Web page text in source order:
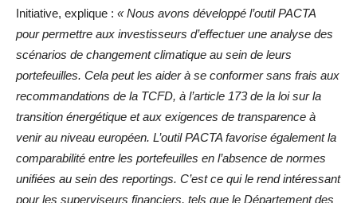
Initiative, explique : « Nous avons développé l’outil PACTA
pour permettre aux investisseurs d’effectuer une analyse des
scénarios de changement climatique au sein de leurs
portefeuilles. Cela peut les aider à se conformer sans frais aux
recommandations de la TCFD, à l’article 173 de la loi sur la
transition énergétique et aux exigences de transparence à
venir au niveau européen. L’outil PACTA favorise également la
comparabilité entre les portefeuilles en l’absence de normes
unifiées au sein des reportings. C’est ce qui le rend intéressant
pour les superviseurs financiers, tels que le Département des